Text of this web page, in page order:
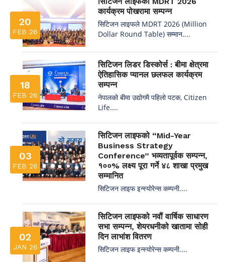
20
FEB 26
कार्यक्रम पोखरामा सम्पन्न
सिटिजन लाइफले MDRT 2026 (Million
Dollar Round Table) सम्मान....
18
FEB 26
सिटिजन लिडर डिस्कोर्स : बीमा क्षेत्रमा
ऐतिहासिक प्यानल छलफल कार्यक्रम
सम्पन्न
नेपालको बीमा उद्योगमै पहिलो पटक, Citizen
Life....
03
FEB 26
सिटिजन लाइफको “Mid-Year
Business Strategy
Conference” भव्यतापूर्वक सम्पन्न,
१००% लक्ष्य पूरा गर्ने ४८ शाखा प्रमुख
सम्मानित
सिटिजन लाइफ इन्स्योरेन्स कम्पनी....
02
JAN 26
सिटिजन लाइफको नवौं वार्षिक साधारण
सभा सम्पन्न, शेयरधनीको खातामा सोही
दिन लाभांश वितरण
सिटिजन लाइफ इन्स्योरेन्स कम्पनी....